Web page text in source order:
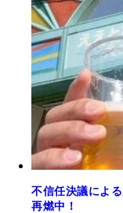
不信任決議によ
再燃中！